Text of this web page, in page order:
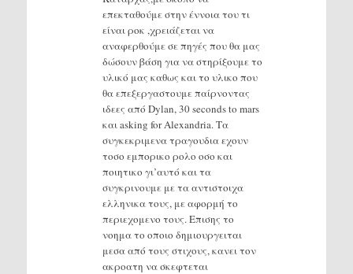
επεκταθούμε στην έννοια του τι
είναι ροκ ,χρειάζεται να
αναφερθούμε σε πηγές που θα μας
δώσουν βάση για να στηρίξουμε το
υλικό μας καθως και το υλικο που
θα επεξεργαστουμε παίρνοντας
ιδεες από Dylan, 30 seconds to mars
και asking for Alexandria. Τα
συγκεκριμενα τραγουδια εχουν
τοσο εμπορικο ρολο οσο και
ποιητικο γι’αυτό και τα
συγκρινουμε με τα αντιστοιχα
ελληνικα τους, με αφορμή το
περιεχομενο τους. Επισης το
νοημα το οποιο δημιουργειται
μεσα από τους στιχους, κανει τον
ακροατη να σκεφτεται